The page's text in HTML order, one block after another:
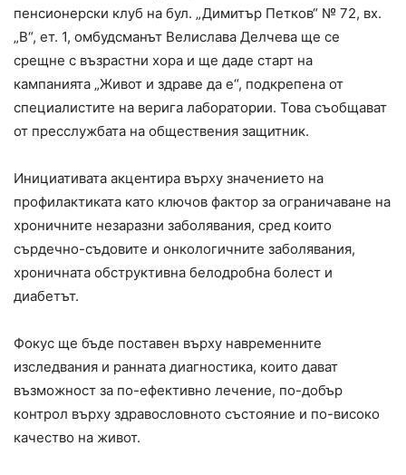
пенсионерски клуб на бул. „Димитър Петков“ № 72, вх.
„В“, ет. 1, омбудсманът Велислава Делчева ще се
срещне с възрастни хора и ще даде старт на
кампанията „Живот и здраве да е“, подкрепена от
специалистите на верига лаборатории. Това съобщават
от пресслужбата на обществения защитник.
Инициативата акцентира върху значението на
профилактиката като ключов фактор за ограничаване на
хроничните незаразни заболявания, сред които
сърдечно-съдовите и онкологичните заболявания,
хроничната обструктивна белодробна болест и
диабетът.
Фокус ще бъде поставен върху навременните
изследвания и ранната диагностика, които дават
възможност за по-ефективно лечение, по-добър
контрол върху здравословното състояние и по-високо
качество на живот.